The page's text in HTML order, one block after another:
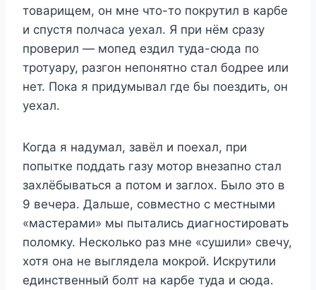
товарищем, он мне что-то покрутил в карбе
и спустя полчаса уехал. Я при нём сразу
проверил — мопед ездил туда-сюда по
тротуару, разгон непонятно стал бодрее или
нет. Пока я придумывал где бы поездить, он
уехал.
Когда я надумал, завёл и поехал, при
попытке поддать газу мотор внезапно стал
захлёбываться а потом и заглох. Было это в
9 вечера. Дальше, совместно с местными
«мастерами» мы пытались диагностировать
поломку. Несколько раз мне «сушили» свечу,
хотя она не выглядела мокрой. Искрутили
единственный болт на карбе туда и сюда.